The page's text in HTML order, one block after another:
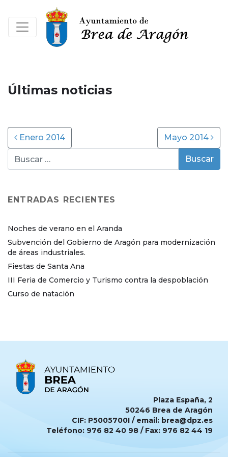
Últimas noticias
Post navigation
Enero 2014 Mayo 2014
ENTRADAS RECIENTES
Noches de verano en el Aranda
Subvención del Gobierno de Aragón para modernización
de áreas industriales.
Fiestas de Santa Ana
III Feria de Comercio y Turismo contra la despoblación
Curso de natación
Plaza España, 2
50246 Brea de Aragón
CIF: P5005700I / email: brea@dpz.es
Teléfono: 976 82 40 98 / Fax: 976 82 44 19